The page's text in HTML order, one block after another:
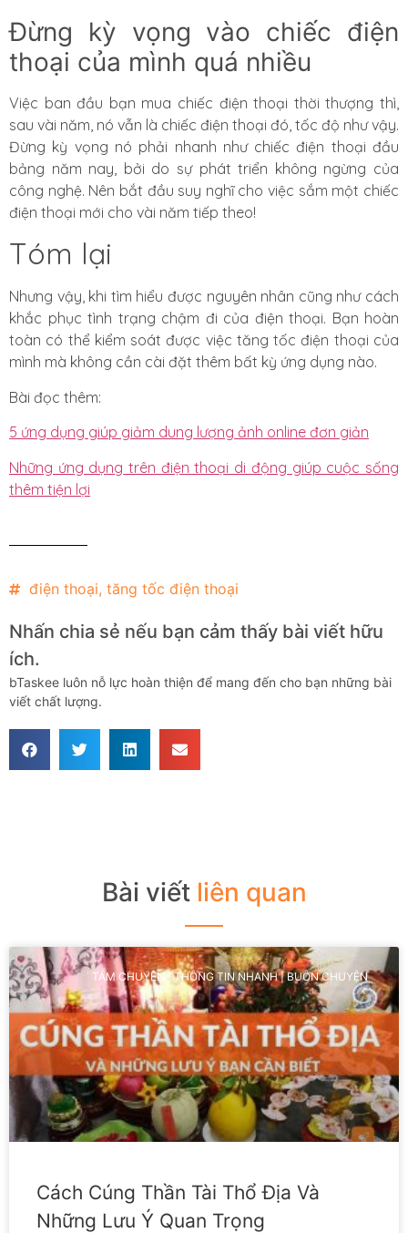
Đừng kỳ vọng vào chiếc điện
thoại của mình quá nhiều
Việc ban đầu bạn mua chiếc điện thoại thời thượng thì,
sau vài năm, nó vẫn là chiếc điện thoại đó, tốc độ như vậy.
Đừng kỳ vọng nó phải nhanh như chiếc điện thoại đầu
bảng năm nay, bởi do sự phát triển không ngừng của
công nghệ. Nên bắt đầu suy nghĩ cho việc sắm một chiếc
điện thoại mới cho vài năm tiếp theo!
Tóm lại
Nhưng vậy, khi tìm hiểu được nguyên nhân cũng như cách
khắc phục tình trạng chậm đi của điện thoại. Bạn hoàn
toàn có thể kiểm soát được việc tăng tốc điện thoại của
mình mà không cần cài đặt thêm bất kỳ ứng dụng nào.
Bài đọc thêm:
5 ứng dụng giúp giảm dung lượng ảnh online đơn giản
Những ứng dụng trên điện thoại di động giúp cuộc sống
thêm tiện lợi
điện thoại, tăng tốc điện thoại
Nhấn chia sẻ nếu bạn cảm thấy bài viết hữu
ích.
bTaskee luôn nỗ lực hoàn thiện để mang đến cho bạn những bài
viết chất lượng.
Bài viết liên quan
TÁM CHUYỆN | THÔNG TIN NHANH | BUÔN CHUYỆN
Cách Cúng Thần Tài Thổ Địa Và
Những Lưu Ý Quan Trọng